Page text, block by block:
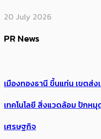
20 July 2026
PR News
เมืองทองธานี ขึ้นแท่น เขตส่
เทคโนโลยี สิ่งแวดล้อม ปักห
เศรษฐกิจ